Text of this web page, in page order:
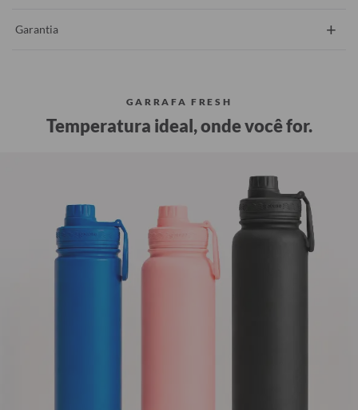
Garantia +
GARRAFA FRESH
Temperatura ideal, onde você for.